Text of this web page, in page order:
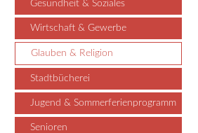
Gesundheit & Soziales
Wirtschaft & Gewerbe
Glauben & Religion
Stadtbücherei
Jugend & Sommerferienprogramm
Senioren